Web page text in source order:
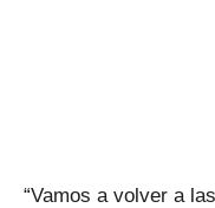
“Vamos a volver a